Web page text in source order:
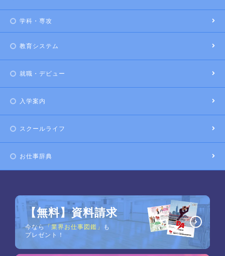
学科・専攻
教育システム
就職・デビュー
入学案内
スクールライフ
お仕事辞典
【無料】資料請求
今なら「業界お仕事図鑑」
も
プレゼント！